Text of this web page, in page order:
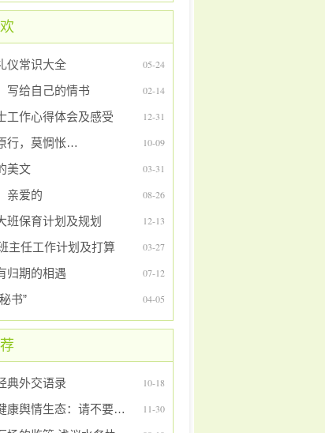
仪常识大全 05-24
写给自己的情书 02-14
工作心得体会及感受 12-31
行，莫惆怅… 10-09
美文 03-31
亲爱的 08-26
班保育计划及规划 12-13
主任工作计划及打算 03-27
归期的相遇 07-12
书” 04-05
典外交语录 10-18
给人民健康舆情生态：请不要乱删帖 11-30